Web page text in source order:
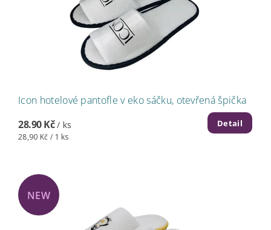
Icon hotelové pantofle v eko sáčku, otevřená špička
28.90 Kč / ks
28,90 Kč / 1 ks
Detail
NEW